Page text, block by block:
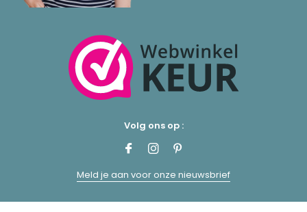
Volg ons op :
Meld je aan voor onze nieuwsbrief